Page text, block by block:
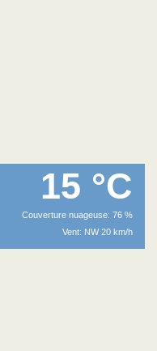
15 °C
Couverture nuageuse: 76 %
Vent: NW 20 km/h